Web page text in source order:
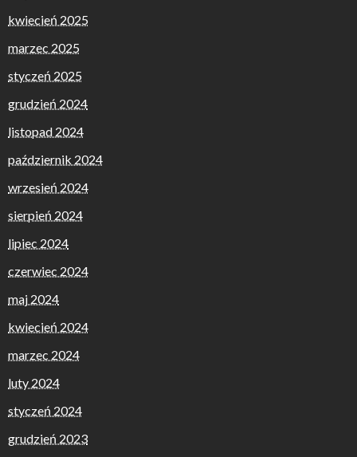
kwiecień 2025
marzec 2025
styczeń 2025
grudzień 2024
listopad 2024
październik 2024
wrzesień 2024
sierpień 2024
lipiec 2024
czerwiec 2024
maj 2024
kwiecień 2024
marzec 2024
luty 2024
styczeń 2024
grudzień 2023